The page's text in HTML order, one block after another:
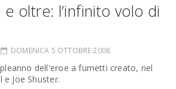
e oltre: l’infinito volo di
DOMENICA 5 OTTOBRE 2008
dell'eroe a fumetti creato, nel
e Joe Shuster.